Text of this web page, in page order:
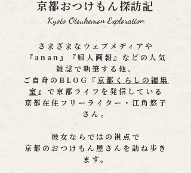
京都おつけもん探訪記
Kyoto Otsukemon Exploration
さまざまなウェブメディアや
『anan』『婦人画報』などの人気
雑誌で執筆する他、
ご自身のBLOG『 京都くらしの編集
室 』で京都ライフを発信している
京都在住フリーライター・江角悠子
さん。
彼女ならではの視点で
京都のおつけもん屋さんを訪ね歩き
ます。